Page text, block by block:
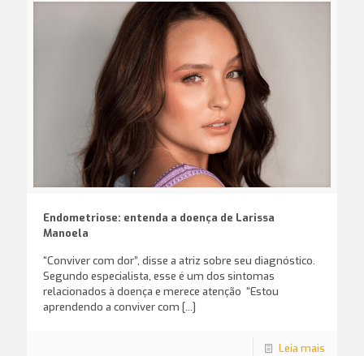
Endometriose: entenda a doença de Larissa
Manoela
“Conviver com dor”, disse a atriz sobre seu diagnóstico.
Segundo especialista, esse é um dos sintomas
relacionados à doença e merece atenção “Estou
aprendendo a conviver com […]
Leia mais